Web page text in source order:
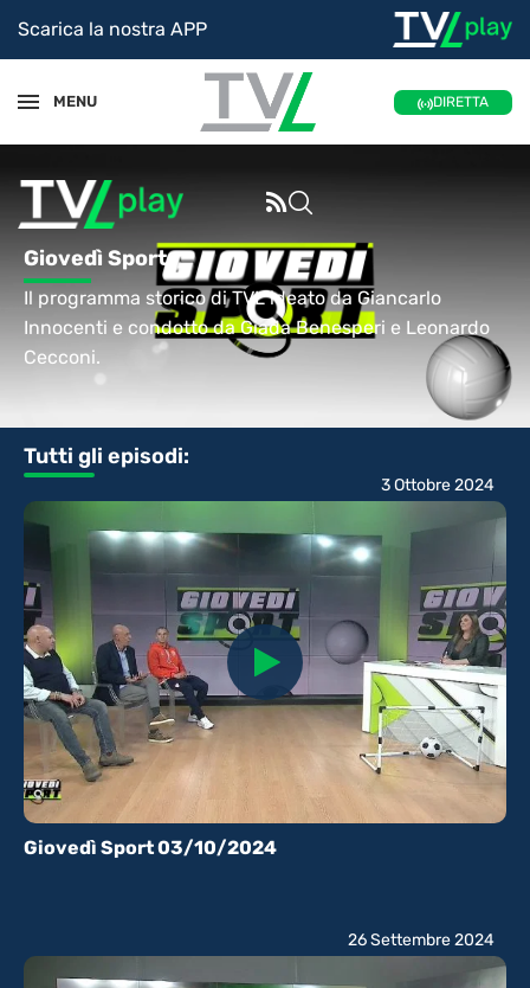
Scarica la nostra APP
MENU DIRETTA
Giovedì Sport
Il programma storico di TVL ideato da Giancarlo
Innocenti e condotto da Giada Benesperi e Leonardo
Cecconi.
Tutti gli episodi:
Giovedì Sport 03/10/2024
3 Ottobre 2024
26 Settembre 2024